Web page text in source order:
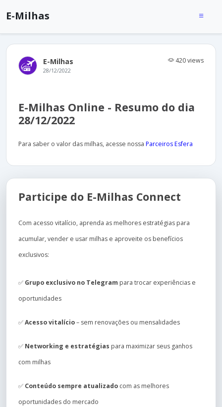
E-Milhas
E-Milhas 420 views
28/12/2022
E-Milhas Online - Resumo do dia
28/12/2022
Para saber o valor das milhas, acesse nossa Parceiros Esfera
Participe do E-Milhas Connect
Com acesso vitalício, aprenda as melhores estratégias para
acumular, vender e usar milhas e aproveite os benefícios
exclusivos:
✅ Grupo exclusivo no Telegram para trocar experiências e
oportunidades
✅Acesso vitalício– sem renovações ou mensalidades
✅ Networking e estratégias para maximizar seus ganhos
com milhas
✅ Conteúdo sempre atualizado com as melhores
oportunidades do mercado